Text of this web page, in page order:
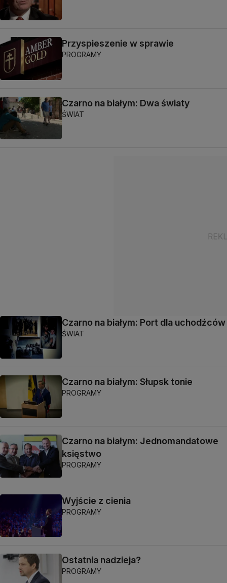
Przyspieszenie w sprawie
PROGRAMY
Czarno na białym: Dwa światy
ŚWIAT
Czarno na białym: Port dla uchodźców
ŚWIAT
Czarno na białym: Słupsk tonie
PROGRAMY
Czarno na białym: Jednomandatowe
księstwo
PROGRAMY
Wyjście z cienia
PROGRAMY
Ostatnia nadzieja?
PROGRAMY